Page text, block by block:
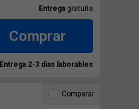
Entrega gratuita
Comprar
Entrega 2-3 días laborables
Comparar